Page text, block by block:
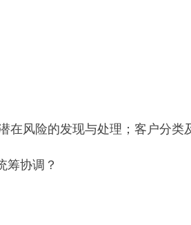
在风险的发现与处理；客户分类
筹协调？